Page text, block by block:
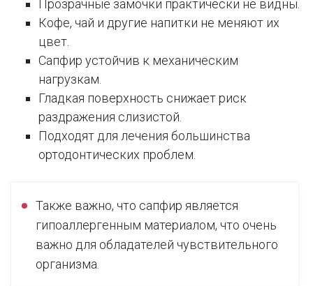
Прозрачные замочки практически не видны.
Кофе, чай и другие напитки не меняют их
цвет.
Сапфир устойчив к механическим
нагрузкам.
Гладкая поверхность снижает риск
раздражения слизистой.
Подходят для лечения большинства
ортодонтических проблем.
Также важно, что сапфир является
гипоаллергенным материалом, что очень
важно для обладателей чувствительного
организма.